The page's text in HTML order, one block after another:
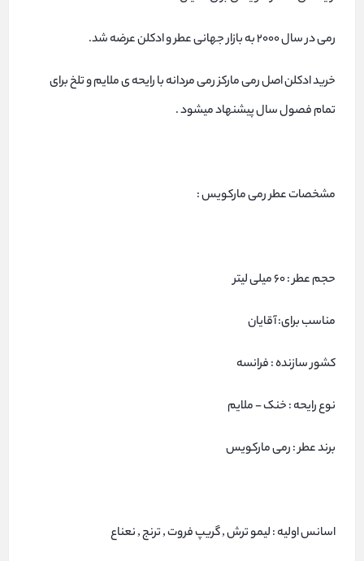
رمی در سال 2000 به بازار جهانی عطر و ادکلن عرضه شد.
خرید ادکلن اصل رمی مارکز رمی مردانه با رایحه ی ملایم و تلخ برای
تمام فصول سال پیشنهاد میشود .
مشخصات عطر رمی مارکویس :
حجم عطر : 60 میلی لیتر
مناسب برای: آقایان
کشور سازنده : فرانسه
نوع رایحه : خنک - ملایم
برند عطر : رمی مارکویس
اسانس اولیه : لیمو ترش , گریپ فروت , ترنج , نعناع